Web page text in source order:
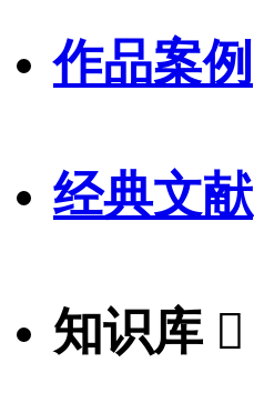
作品案例
经典文献
知识库 